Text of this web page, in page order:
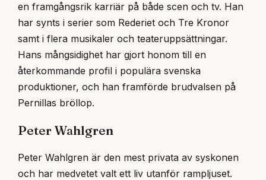
en framgångsrik karriär på både scen och tv. Han
har synts i serier som Rederiet och Tre Kronor
samt i flera musikaler och teateruppsättningar.
Hans mångsidighet har gjort honom till en
återkommande profil i populära svenska
produktioner, och han framförde brudvalsen på
Pernillas bröllop.
Peter Wahlgren
Peter Wahlgren är den mest privata av syskonen
och har medvetet valt ett liv utanför rampljuset.